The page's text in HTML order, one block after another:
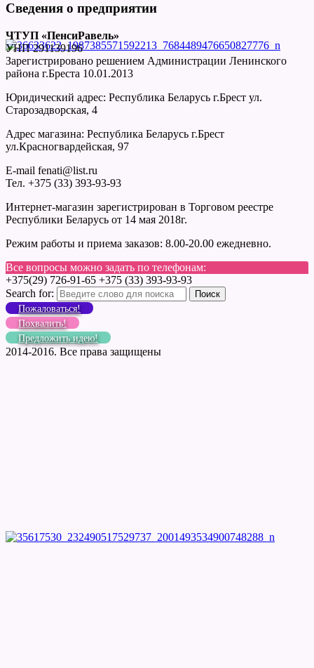
Сведения о предприятии
ЧТУП «ПенсиРавель»
УНП 291139196
Зарегистрировано решением Администрации Ленинского
района г.Бреста 10.01.2013
Юридический адрес: Республика Беларусь г.Брест ул.
Старозадворская, 4
Адрес магазина: Республика Беларусь г.Брест
ул.Красногвардейская, 97
E-mail fenati@list.ru
Тел. +375 (33) 393-93-93
Интернет-магазин зарегистрирован в Торговом реестре
Республики Беларусь от 14 мая 2018г.
Режим работы и приема заказов: 8.00-20.00 ежедневно.
Все вопросы можно задать по телефонам:
+375(29) 726-91-65 +375 (33) 393-93-93
Search for:
Пожаловаться!
Похвалить!
Предложить идею!
2014-2016. Все права защищены